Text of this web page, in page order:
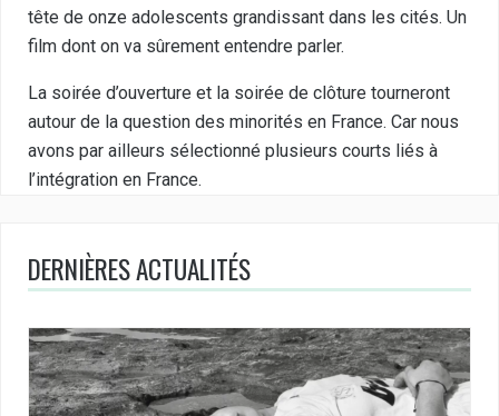
tête de onze adolescents grandissant dans les cités. Un
film dont on va sûrement entendre parler.
La soirée d’ouverture et la soirée de clôture tourneront
autour de la question des minorités en France. Car nous
avons par ailleurs sélectionné plusieurs courts liés à
l’intégration en France.
DERNIÈRES ACTUALITÉS